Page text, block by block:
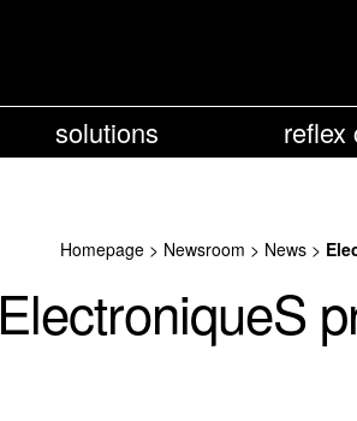
solutions reflex
Homepage > Newsroom > News >
ElectroniqueS